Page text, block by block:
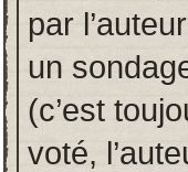
par
un
(c’est
voté,